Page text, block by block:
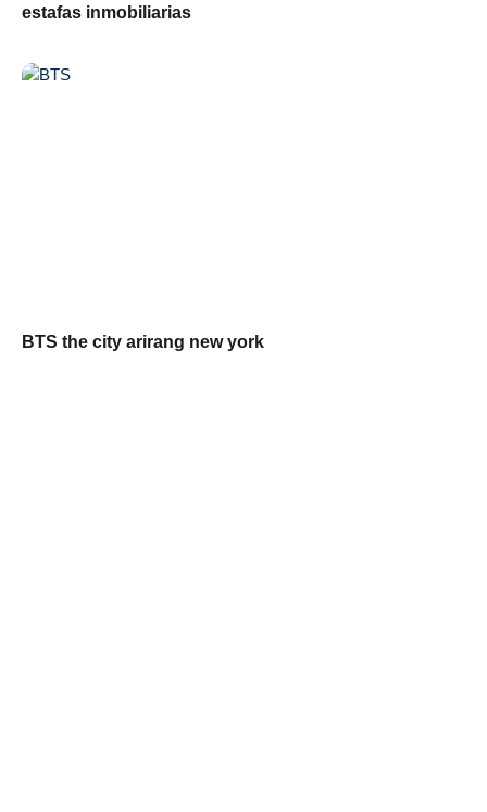
estafas inmobiliarias
BTS the city arirang new york